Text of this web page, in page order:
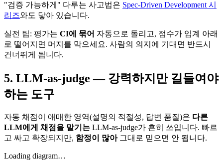
"검증 가능하게" 다루는 사고법은 Spec-Driven Development 시
리즈와도 닿아 있습니다.
실전 팁: 평가는 CI에 묶어 자동으로 돌리고, 점수가 임계 아래
로 떨어지면 머지를 막으세요. 사람의 의지에 기대면 반드시
건너뛰게 됩니다.
5. LLM-as-judge — 강력하지만 길들여야
하는 도구
자동 채점이 애매한 영역(설명의 적절성, 답변 품질)은 다른
LLM에게 채점을 맡기는 LLM-as-judge가 흔히 쓰입니다. 빠르
고 싸고 확장되지만, 함정이 많아그대로 믿으면 안 됩니다.
Loading diagram…